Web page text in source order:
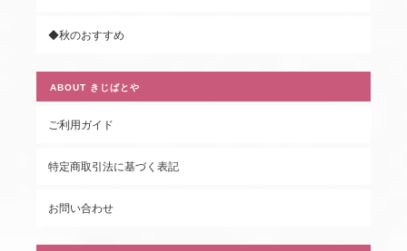
◆秋のおすすめ
ABOUT きじばとや
ご利用ガイド
特定商取引法に基づく表記
お問い合わせ